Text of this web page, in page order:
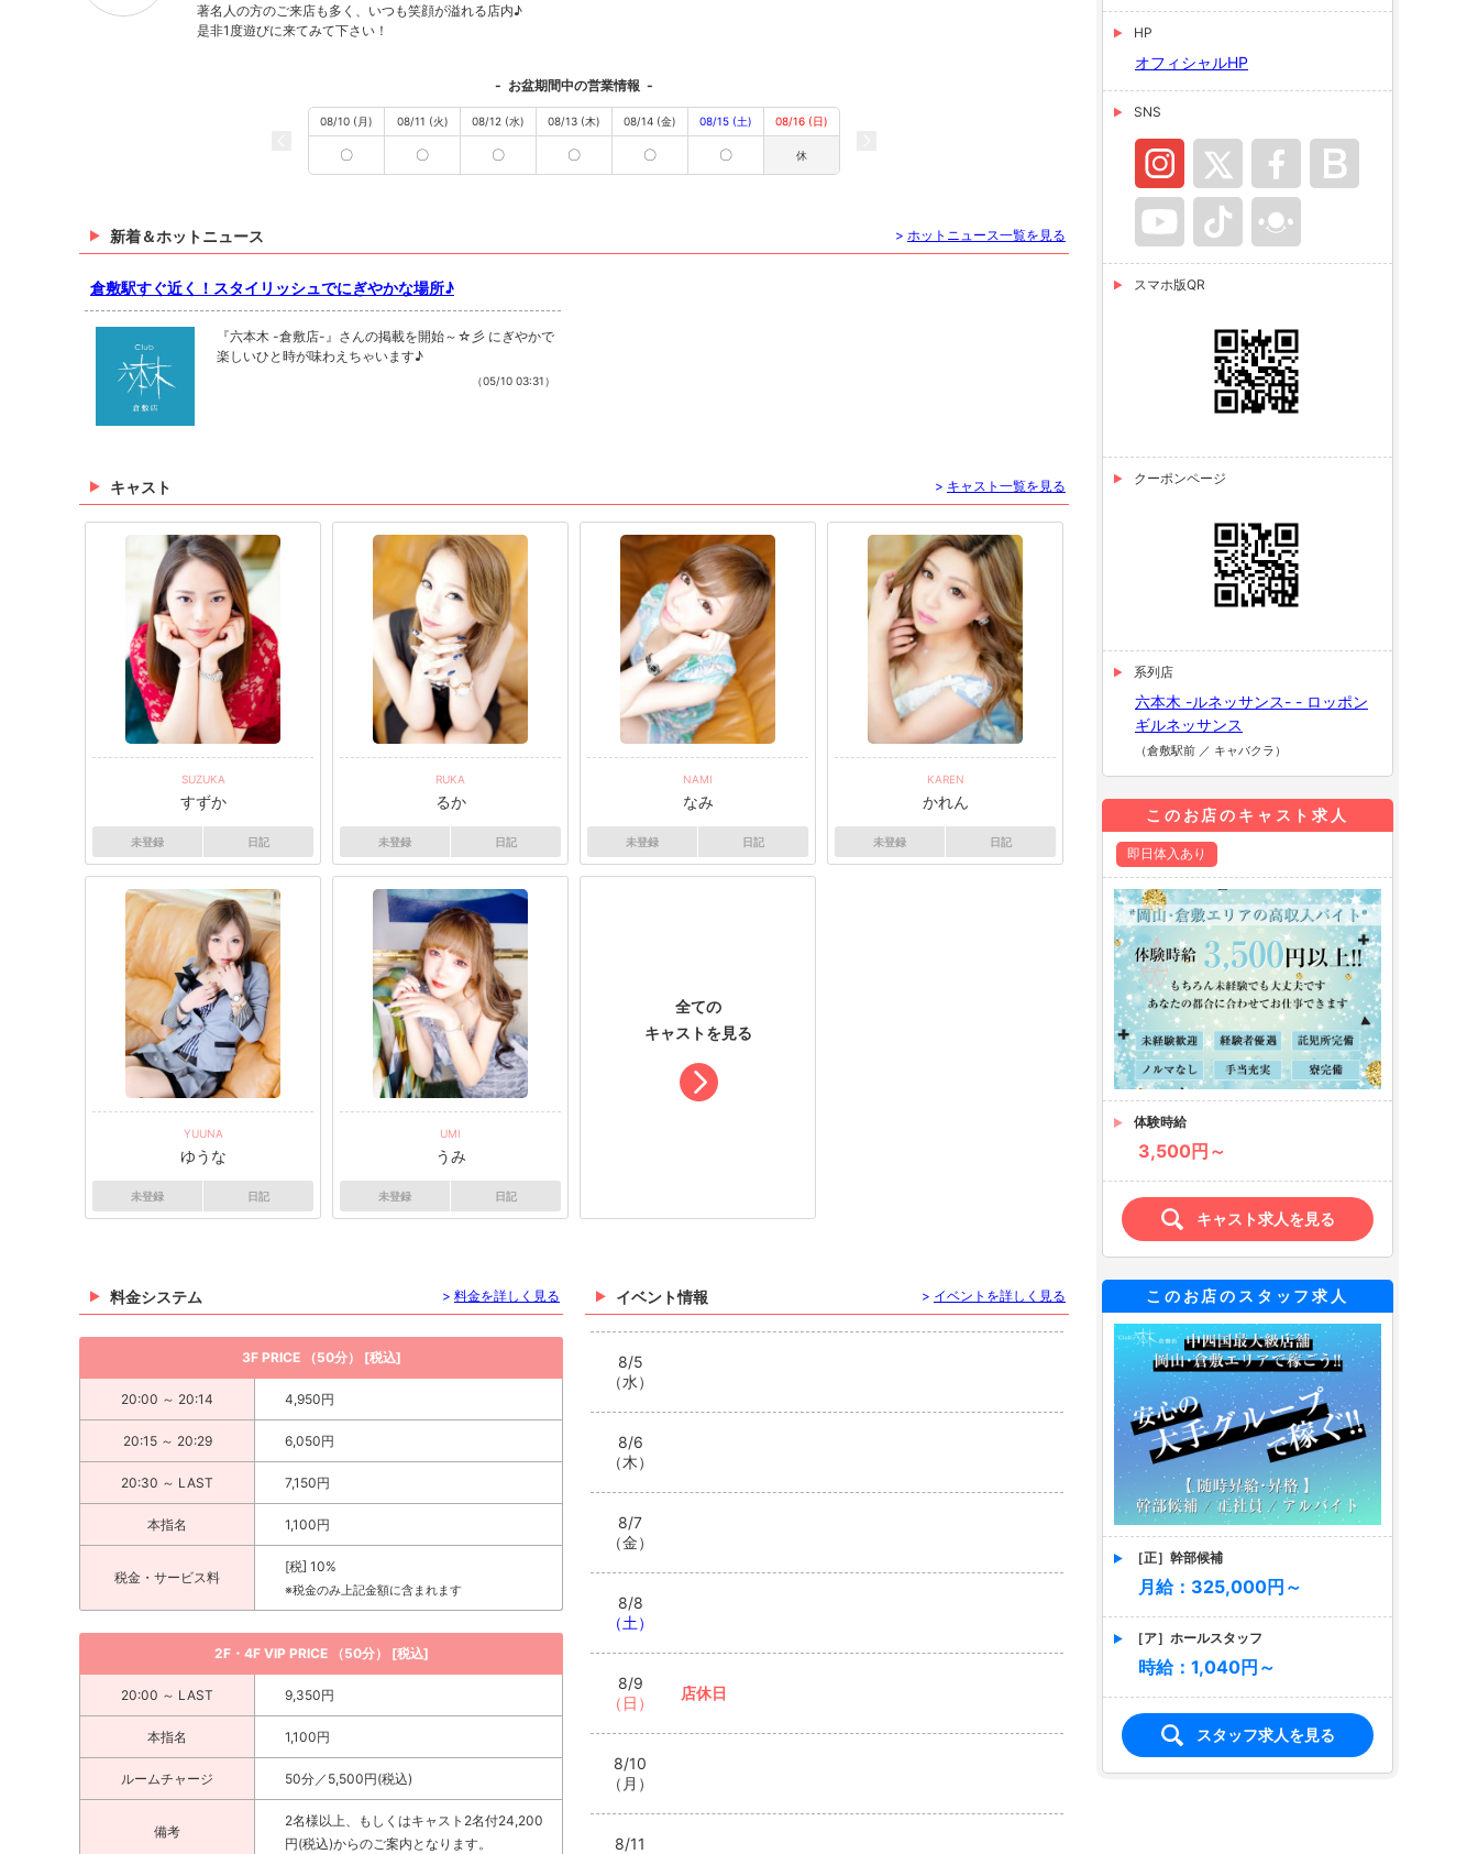
著名人の方のご来店も多く、いつも笑顔が溢れる店内♪
是非1度遊びに来てみて下さい！
- お盆期間中の営業情報 -
08/10 (月)
〇
08/11 (火)
〇
08/12 (水)
〇
08/13 (木)
〇
08/14 (金)
〇
08/15 (土)
〇
08/16 (日)
休
新着＆ホットニュース > ホットニュース一覧を見る
倉敷駅すぐ近く！スタイリッシュでにぎやかな場所♪
『六本木 -倉敷店-』さんの掲載を開始～☆彡 にぎやかで
楽しいひと時が味わえちゃいます♪
（05/10 03:31）
キャスト > キャスト一覧を見る
SUZUKA
すずか
未登録 日記
RUKA
るか
未登録 日記
NAMI
なみ
未登録 日記
KAREN
かれん
未登録 日記
YUUNA
ゆうな
未登録 日記
UMI
うみ
未登録 日記
全ての
キャストを見る
イベント情報 > イベントを詳しく見る
8/5
（水）
8/6
（木）
8/7
（金）
8/8
（土）
8/9
（日）
店休日
8/10
（月）
8/11
料金システム > 料金を詳しく見る
3F PRICE （50分） [税込]
20:00 ～ 20:14 4,950円
20:15 ～ 20:29 6,050円
20:30 ～ LAST 7,150円
本指名 1,100円
税金・サービス料
[税] 10%
※税金のみ上記金額に含まれます
2F・4F VIP PRICE （50分） [税込]
20:00 ～ LAST 9,350円
本指名 1,100円
ルームチャージ 50分／5,500円(税込)
備考
2名様以上、もしくはキャスト2名付24,200
円(税込)からのご案内となります。
HP
オフィシャルHP
SNS
スマホ版QR
クーポンページ
系列店
六本木 -ルネッサンス- - ロッポン
ギルネッサンス
（倉敷駅前 ／ キャバクラ）
このお店のキャスト求人
即日体入あり
体験時給
3,500円～
キャスト求人を見る
このお店のスタッフ求人
［正］幹部候補
月給：325,000円～
［ア］ホールスタッフ
時給：1,040円～
スタッフ求人を見る